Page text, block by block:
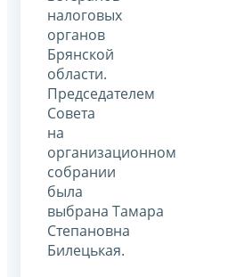
налоговых
органов
Брянской
области.
Председателем
Совета
на
организационном
собрании
была
выбрана Тамара
Степановна
Билецькая.